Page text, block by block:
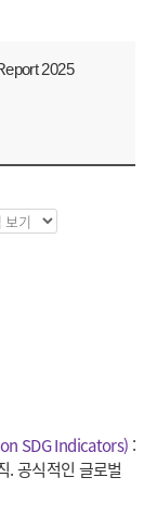
2025
SDG Indicators) :
. 공식적인 글로벌